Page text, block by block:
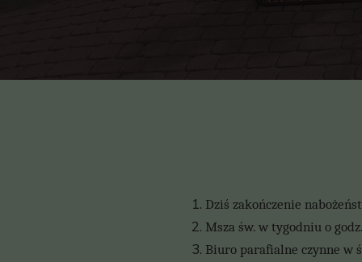
Dziś zakończenie
Msza św. w tygodniu o
Biuro parafialne czynne w